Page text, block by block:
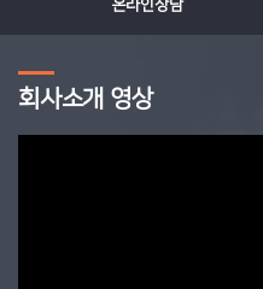
온라인상담
회사소개 영상